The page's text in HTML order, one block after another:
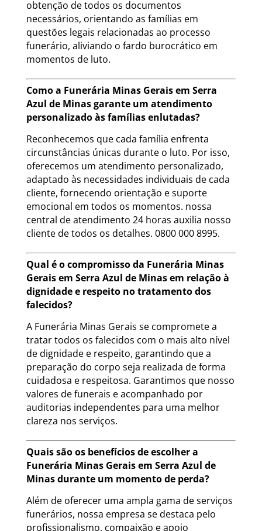
obtenção de todos os documentos
necessários, orientando as famílias em
questões legais relacionadas ao processo
funerário, aliviando o fardo burocrático em
momentos de luto.
Como a Funerária Minas Gerais em Serra
Azul de Minas garante um atendimento
personalizado às famílias enlutadas?
Reconhecemos que cada família enfrenta
circunstâncias únicas durante o luto. Por isso,
oferecemos um atendimento personalizado,
adaptado às necessidades individuais de cada
cliente, fornecendo orientação e suporte
emocional em todos os momentos. nossa
central de atendimento 24 horas auxilia nosso
cliente de todos os detalhes. 0800 000 8995.
Qual é o compromisso da Funerária Minas
Gerais em Serra Azul de Minas em relação à
dignidade e respeito no tratamento dos
falecidos?
A Funerária Minas Gerais se compromete a
tratar todos os falecidos com o mais alto nível
de dignidade e respeito, garantindo que a
preparação do corpo seja realizada de forma
cuidadosa e respeitosa. Garantimos que nosso
valores de funerais e acompanhado por
auditorias independentes para uma melhor
clareza nos serviços.
Quais são os benefícios de escolher a
Funerária Minas Gerais em Serra Azul de
Minas durante um momento de perda?
Além de oferecer uma ampla gama de serviços
funerários, nossa empresa se destaca pelo
profissionalismo, compaixão e apoio